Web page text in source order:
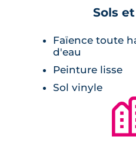
activités en plein air.
campus Bastide,
pied. Enfin, plusieurs
l’arrêt André Ricard au
complètent l’offre de
Description de la
Sols
Faïence toute
d'eau
Peinture lisse
Sol vinyle